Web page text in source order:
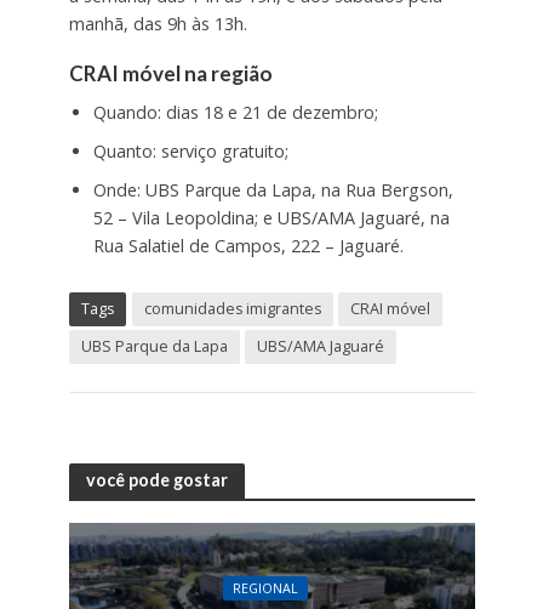
manhã, das 9h às 13h.
CRAI móvel na região
Quando: dias 18 e 21 de dezembro;
Quanto: serviço gratuito;
Onde: UBS Parque da Lapa, na Rua Bergson,
52 – Vila Leopoldina; e UBS/AMA Jaguaré, na
Rua Salatiel de Campos, 222 – Jaguaré.
Tags comunidades imigrantes
CRAI móvel
UBS Parque da Lapa
UBS/AMA Jaguaré
você pode gostar
REGIONAL